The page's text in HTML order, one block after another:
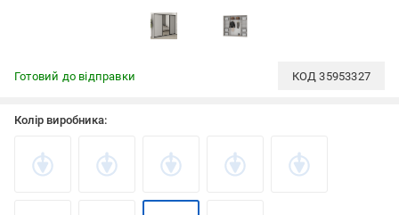
Готовий до відправки КОД35953327
Колір виробника: